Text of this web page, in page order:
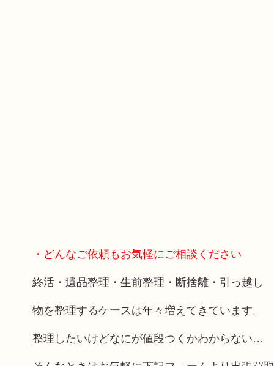
・どんなご依頼もお気軽にご相談ください
終活・遺品整理・生前整理・断捨離・引っ越し
物を整理するケースは年々増えてきています。
整理したいけどなにが値段つくかわからない…